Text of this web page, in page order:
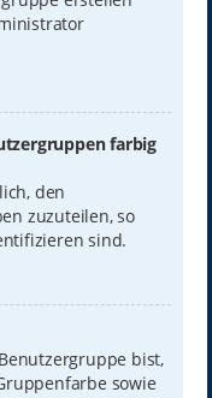
farbig
den
zuzuteilen, so
sind.
bist,
sowie